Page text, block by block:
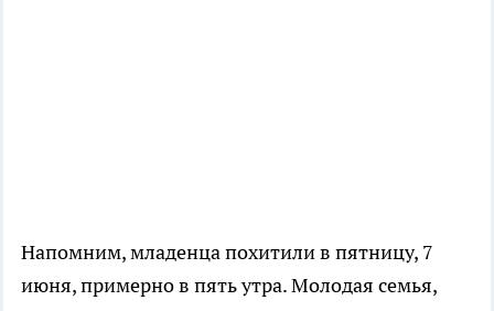
Напомним, младенца похитили в пятницу, 7
июня, примерно в пять утра. Молодая семья,